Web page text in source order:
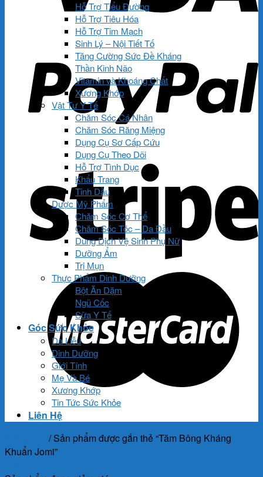
Hỗ Trợ Tiểu Đường
Hỗ Trợ Tiêu Hóa
Hỗ Trợ Tim Mạch
Sinh Lý – Nội Tiết Tố
Tăng Cường Sức Đề Kháng
Thần Kinh Não
Vitamin và Khoáng Chất
Xương Khớp
Vật Tư Y Tế
Chăm Sóc Cá Nhân
Chăm Sóc Răng Miệng
Dụng Cụ Sơ Cấp Cứu
Dụng Cụ Theo Dõi
Hỗ Trợ Tình Dục
Khẩu Trang
Tinh Dầu
Dược Mỹ Phẩm
Chăm Sóc Cơ Thể
Chăm Sóc Tóc – Da Đầu
Dung Dịch Vệ Sinh Phụ Nữ
Dưỡng Ẩm
Trị Mụn
Thực Phẩm Dinh Dưỡng
Bột Ăn Dặm
Ngũ Cốc
Sữa Y Tế
Góc Sức Khỏe
Da Liễu
Dinh Dưỡng
Giới Tính
Mẹ Và Bé
Xương Khớp
Tin Tức Sức Khỏe
Liên Hệ
/Sản phẩm được gắn thẻ “Tăm Bông Kháng
Khuẩn Jomi”